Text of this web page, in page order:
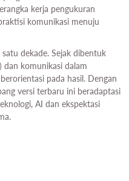
kerja pengukuran
komunikasi menuju
dekade. Sejak dibentuk
dan komunikasi dalam
pada hasil. Dengan
versi terbaru ini beradaptasi
AI dan ekspektasi